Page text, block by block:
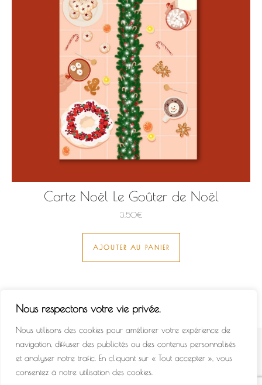
Nous respectons votre vie privée.
Nous utilisons des cookies pour améliorer votre expérience de
navigation, diffuser des publicités ou des contenus personnalisés
et analyser notre trafic. En cliquant sur « Tout accepter », vous
consentez à notre utilisation des cookies.
Carte Noël Le Goûter de Noël
3,50€
AJOUTER AU PANIER
© 2022 - All Rights Reserved.
À Propos
Contact FAQ
Conditions Générales de Vente
Politique de Confidentialité
Mentions légales